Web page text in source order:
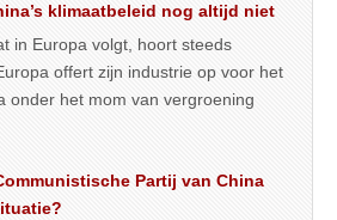
klimaatbeleid nog altijd niet
in Europa volgt, hoort steeds
offert zijn industrie op voor het
onder het mom van vergroening
Partij van China